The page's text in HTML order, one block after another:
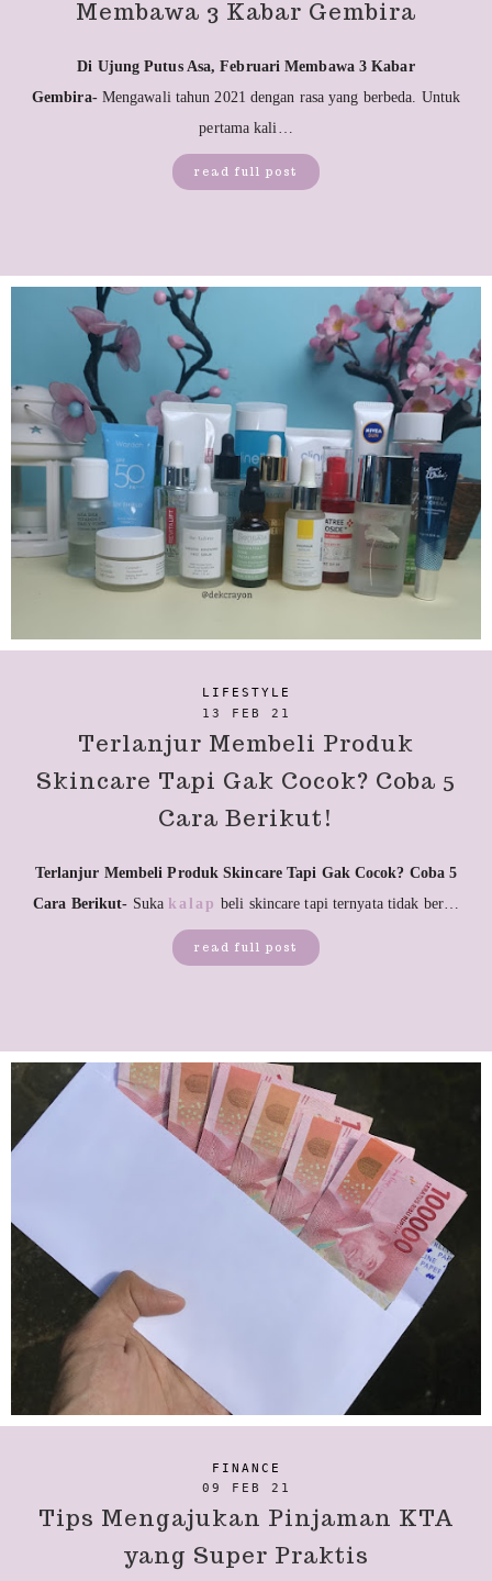
Membawa 3 Kabar Gembira
Di Ujung Putus Asa, Februari Membawa 3 Kabar
Gembira- Mengawali tahun 2021 dengan rasa yang berbeda. Untuk
pertama kali…
read full post
LIFESTYLE
13 FEB 21
Terlanjur Membeli Produk
Skincare Tapi Gak Cocok? Coba 5
Cara Berikut!
Terlanjur Membeli Produk Skincare Tapi Gak Cocok? Coba 5
Cara Berikut- Suka kalap beli skincare tapi ternyata tidak ber…
read full post
FINANCE
09 FEB 21
Tips Mengajukan Pinjaman KTA
yang Super Praktis